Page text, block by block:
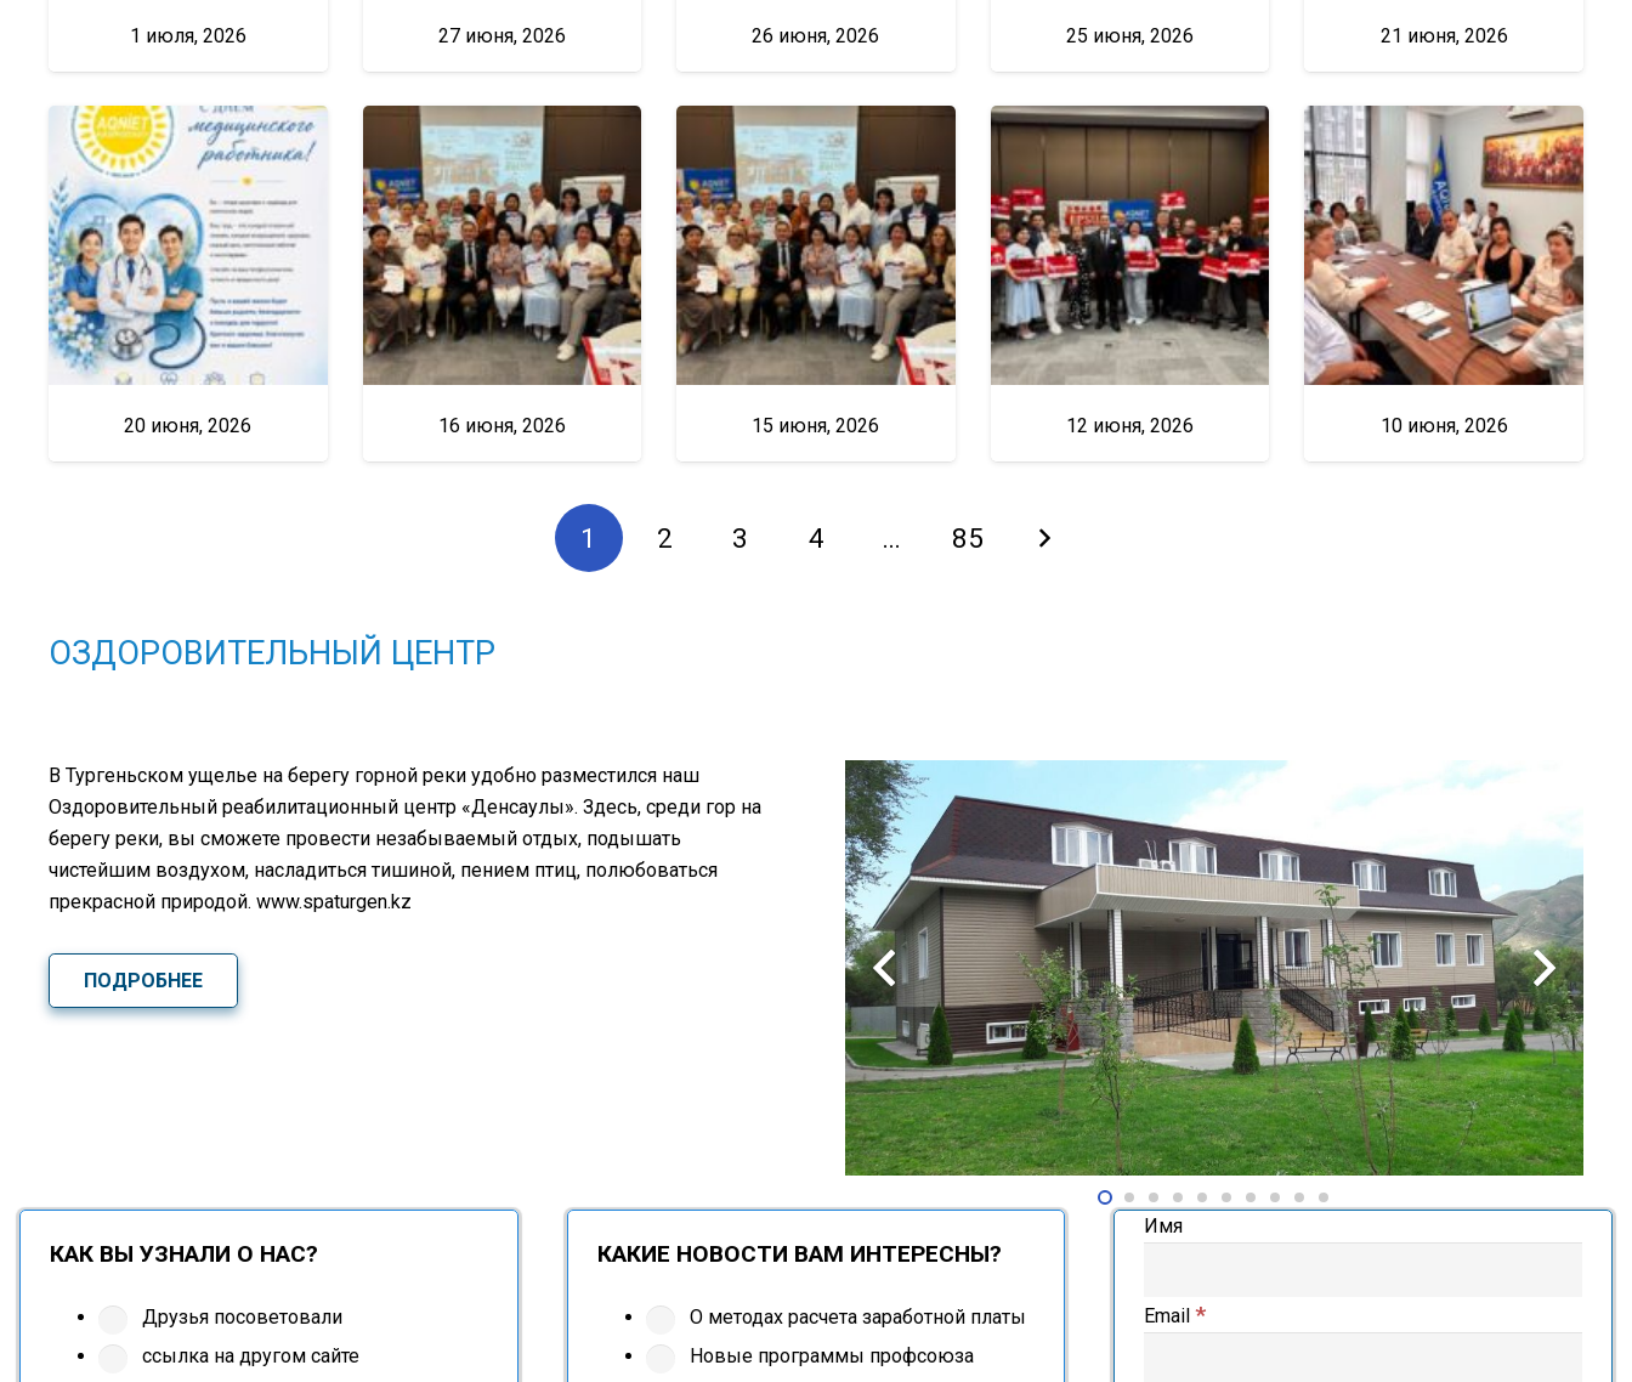
1 июля, 2026 27 июня, 2026 26 июня, 2026 25 июня, 2026 21 июня, 2026
20 июня, 2026 16 июня, 2026 15 июня, 2026 12 июня, 2026 10 июня, 2026
1 2 3 4 … 85
ОЗДОРОВИТЕЛЬНЫЙ ЦЕНТР
В Тургеньском ущелье на берегу горной реки удобно разместился наш
Оздоровительный реабилитационный центр «Денсаулық». Здесь, среди гор на
берегу реки, вы сможете провести незабываемый отдых, подышать
чистейшим воздухом, насладиться тишиной, пением птиц, полюбоваться
прекрасной природой. www.spaturgen.kz
ПОДРОБНЕЕ
КАК ВЫ УЗНАЛИ О НАС?
Друзья посоветовали
ссылка на другом сайте
КАКИЕ НОВОСТИ ВАМ ИНТЕРЕСНЫ?
О методах расчета заработной платы
Новые программы профсоюза
Имя
Email*